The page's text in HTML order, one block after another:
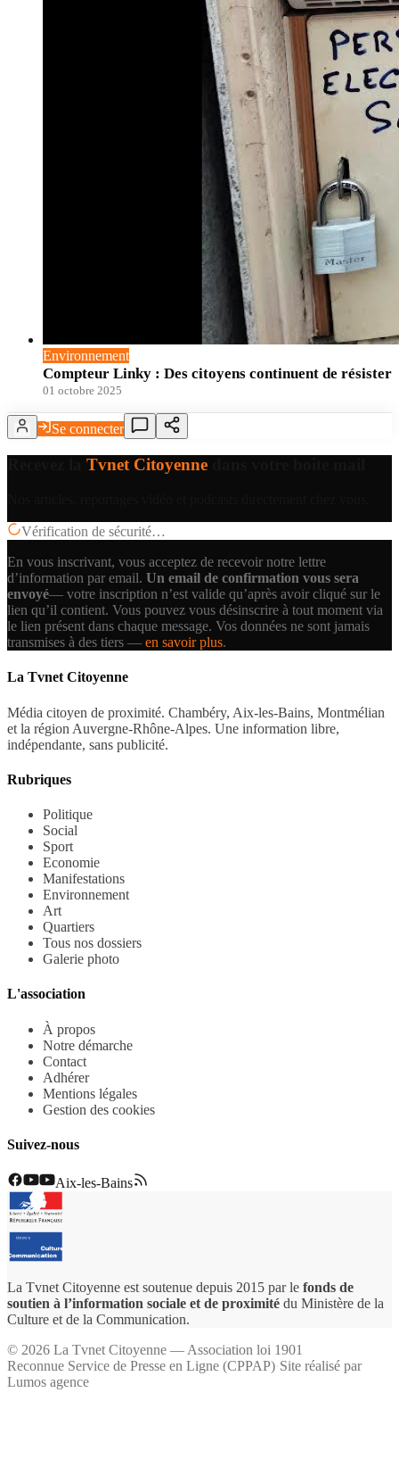
Environnement
Compteur Linky : Des citoyens continuent de résister
01 octobre 2025
Se connecter
Tvnet Citoyenne
Vérification de sécurité…
En vous inscrivant, vous acceptez de recevoir notre lettre
d’information par email. Un email de confirmation vous sera
envoyé— votre inscription n’est valide qu’après avoir cliqué sur le
lien qu’il contient. Vous pouvez vous désinscrire à tout moment via
le lien présent dans chaque message. Vos données ne sont jamais
transmises à des tiers — en savoir plus.
La Tvnet Citoyenne
Média citoyen de proximité. Chambéry, Aix-les-Bains, Montmélian
et la région Auvergne-Rhône-Alpes. Une information libre,
indépendante, sans publicité.
Rubriques
Politique
Social
Sport
Economie
Manifestations
Environnement
Art
Quartiers
Tous nos dossiers
Galerie photo
L'association
À propos
Notre démarche
Contact
Adhérer
Mentions légales
Gestion des cookies
Suivez-nous
Aix-les-Bains
La Tvnet Citoyenne est soutenue depuis 2015 par le fonds de
soutien à l’information sociale et de proximité du Ministère de la
Culture et de la Communication.
© 2026 La Tvnet Citoyenne — Association loi 1901
Reconnue Service de Presse en Ligne (CPPAP)·Site réalisé par
Lumos agence